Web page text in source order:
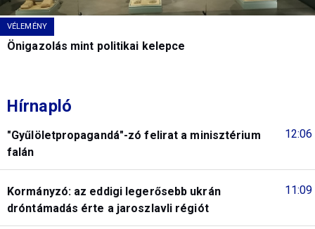
VÉLEMÉNY
Önigazolás mint politikai kelepce
Hírnapló
12:06
"Gyűlöletpropagandá"-zó felirat a minisztérium
falán
11:09
Kormányzó: az eddigi legerősebb ukrán
dróntámadás érte a jaroszlavli régiót